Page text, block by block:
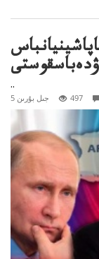
..
5 جىل بۇرىن 497